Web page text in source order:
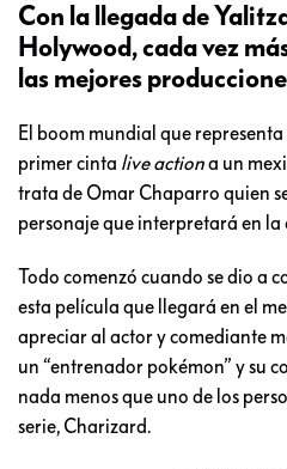
Con la llegada de
Holywood, cada vez
las mejores
El boom mundial que
primer cinta live actiona un
trata de Omar Chaparro quien
personaje que interpretará en la
Todo comenzó cuando se dio a
esta película que llegará en el
apreciar al actor y comediante
un “entrenador pokémon” y su
nada menos que uno de los
serie, Charizard.